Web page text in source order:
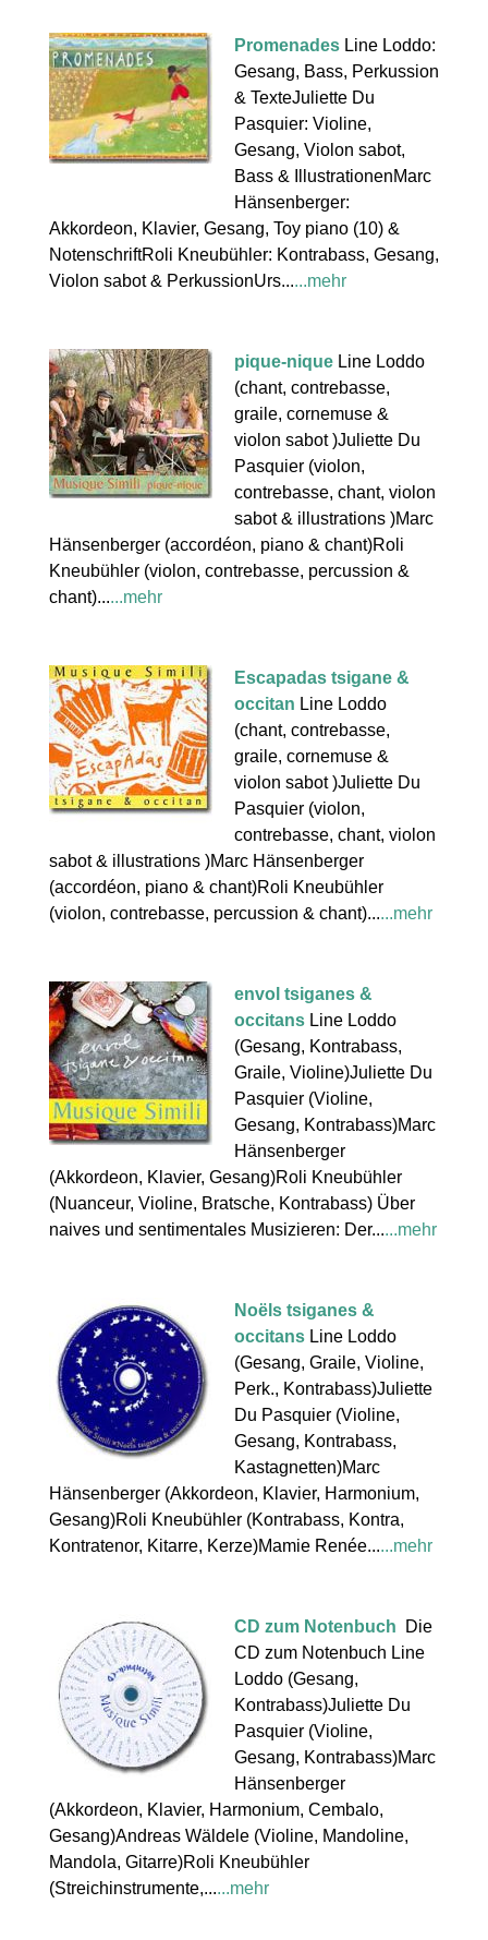
Promenades Line Loddo:
Gesang, Bass, Perkussion
& TexteJuliette Du
Pasquier: Violine,
Gesang, Violon sabot,
Bass & IllustrationenMarc
Hänsenberger:
Akkordeon, Klavier, Gesang, Toy piano (10) &
NotenschriftRoli Kneubühler: Kontrabass, Gesang,
Violon sabot & PerkussionUrs......mehr
pique-nique Line Loddo
(chant, contrebasse,
graile, cornemuse &
violon sabot )Juliette Du
Pasquier (violon,
contrebasse, chant, violon
sabot & illustrations )Marc
Hänsenberger (accordéon, piano & chant)Roli
Kneubühler (violon, contrebasse, percussion &
chant)......mehr
Escapadas tsigane &
occitan Line Loddo
(chant, contrebasse,
graile, cornemuse &
violon sabot )Juliette Du
Pasquier (violon,
contrebasse, chant, violon
sabot & illustrations )Marc Hänsenberger
(accordéon, piano & chant)Roli Kneubühler
(violon, contrebasse, percussion & chant)......mehr
envol tsiganes &
occitans Line Loddo
(Gesang, Kontrabass,
Graile, Violine)Juliette Du
Pasquier (Violine,
Gesang, Kontrabass)Marc
Hänsenberger
(Akkordeon, Klavier, Gesang)Roli Kneubühler
(Nuanceur, Violine, Bratsche, Kontrabass) Über
naives und sentimentales Musizieren: Der......mehr
Noëls tsiganes &
occitans Line Loddo
(Gesang, Graile, Violine,
Perk., Kontrabass)Juliette
Du Pasquier (Violine,
Gesang, Kontrabass,
Kastagnetten)Marc
Hänsenberger (Akkordeon, Klavier, Harmonium,
Gesang)Roli Kneubühler (Kontrabass, Kontra,
Kontratenor, Kitarre, Kerze)Mamie Renée......mehr
CD zum Notenbuch
Die
CD zum Notenbuch Line
Loddo (Gesang,
Kontrabass)Juliette Du
Pasquier (Violine,
Gesang, Kontrabass)Marc
Hänsenberger
(Akkordeon, Klavier, Harmonium, Cembalo,
Gesang)Andreas Wäldele (Violine, Mandoline,
Mandola, Gitarre)Roli Kneubühler
(Streichinstrumente,......mehr